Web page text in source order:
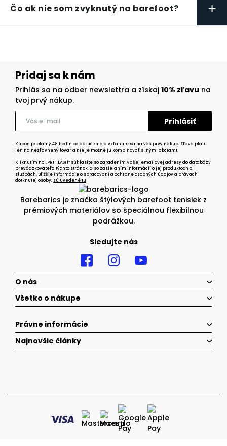
Čo ak nie som zvyknutý na barefoot? +
Barebarics je značka štýlových barefoot tenisiek z
prémiových materiálov so špeciálnou flexibilnou
podrážkou.
Sledujte nás
Pridaj sa k nám
Prihlás sa na odber newslettra a získaj 10% zľavu na
tvoj prvý nákup.
Kupón je platný 48 hodín od doručenia a vzťahuje sa na váš prvý nákup. Zľava platí
len na nezľavnený tovar a nie je možné ju kombinovať s inými akciami.
Kliknutím na „PRIHLÁSIŤ“ súhlasíte so zaradením Vašej emailovej adresy do databázy
prevádzkovateľa týchto stránok, a so zasielaním informácií o jej produktoch a
službách. Bližšie informácie o spracovaní a ochrane osobných údajov a právach
dotknutej osoby, sú uvedené tu
O nás
Všetko o nákupe
Právne informácie
Najnovšie články